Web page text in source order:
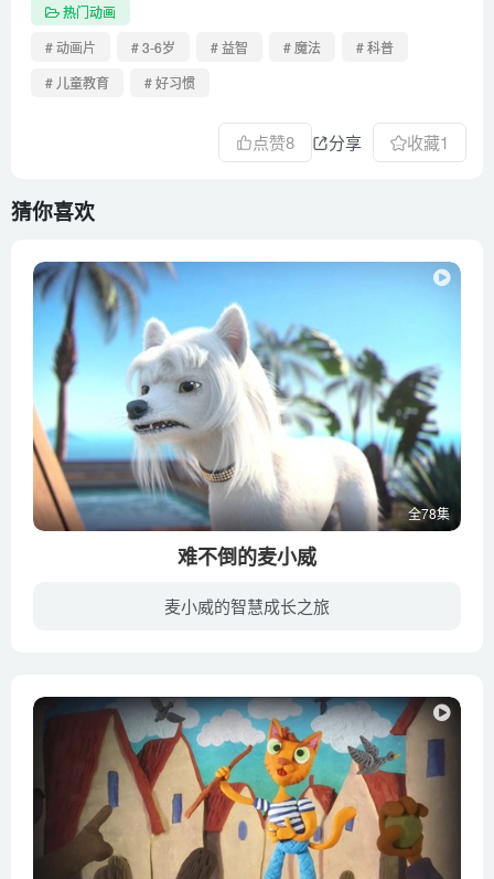
热门动画
# 动画片
# 3-6岁 # 益智 # 魔法
# 科普
# 儿童教育
# 好习惯
点赞8 分享 收藏1
猜你喜欢
全78集
难不倒的麦小威
麦小威的智慧成长之旅